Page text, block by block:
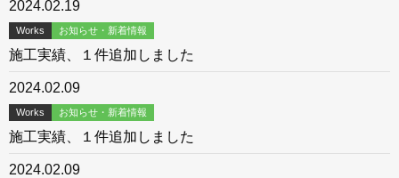
2024.02.19
Works お知らせ・新着情報
施工実績、１件追加しました
2024.02.09
Works お知らせ・新着情報
施工実績、１件追加しました
2024.02.09